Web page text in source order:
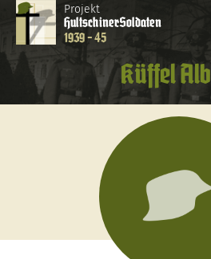
Projekt
HultschinerSoldaten
1939 - 45
Küffel